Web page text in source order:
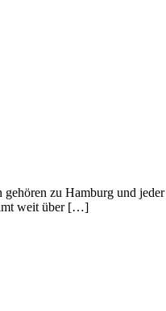
zu Hamburg und
weit über […]